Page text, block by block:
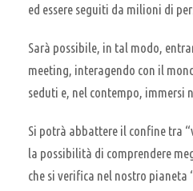
ed essere seguiti da milioni di
Sarà possibile, in tal modo,
meeting, interagendo con il
seduti e, nel contempo, immersi
Si potrà abbattere il confine tra
la possibilità di comprendere
che si verifica nel nostro pianeta